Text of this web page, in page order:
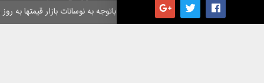
همکاران گرامی باتوجه به نوسانات بازار قیمتها